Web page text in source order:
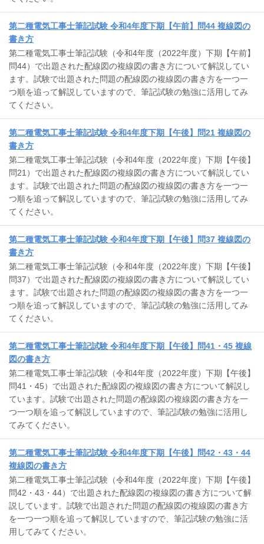
第二種電気工事士筆記試験 令和4年度下期【午前】問44 複線図の
書き方
第二種電気工事士筆記試験（令和4年度（2022年度）下期【午前】
問44）で出題された配線図の複線図の書き方について解説してい
ます。試験で出題された問題の配線図の複線図の書き方を一つ一
つ順を追って解説していますので、筆記試験の勉強に活用してみ
てください。
第二種電気工事士筆記試験 令和4年度下期【午後】問21 複線図の
書き方
第二種電気工事士筆記試験（令和4年度（2022年度）下期【午後】
問21）で出題された配線図の複線図の書き方について解説してい
ます。試験で出題された問題の配線図の複線図の書き方を一つ一
つ順を追って解説していますので、筆記試験の勉強に活用してみ
てください。
第二種電気工事士筆記試験 令和4年度下期【午後】問37 複線図の
書き方
第二種電気工事士筆記試験（令和4年度（2022年度）下期【午後】
問37）で出題された配線図の複線図の書き方について解説してい
ます。試験で出題された問題の配線図の複線図の書き方を一つ一
つ順を追って解説していますので、筆記試験の勉強に活用してみ
てください。
第二種電気工事士筆記試験 令和4年度下期【午後】問41・45 複線
図の書き方
第二種電気工事士筆記試験（令和4年度（2022年度）下期【午後】
問41・45）で出題された配線図の複線図の書き方について解説し
ています。試験で出題された問題の配線図の複線図の書き方を一
つ一つ順を追って解説していますので、筆記試験の勉強に活用し
てみてください。
第二種電気工事士筆記試験 令和4年度下期【午後】問42・43・44
複線図の書き方
第二種電気工事士筆記試験（令和4年度（2022年度）下期【午後】
問42・43・44）で出題された配線図の複線図の書き方について解
説しています。試験で出題された問題の配線図の複線図の書き方
を一つ一つ順を追って解説していますので、筆記試験の勉強に活
用してみてください。